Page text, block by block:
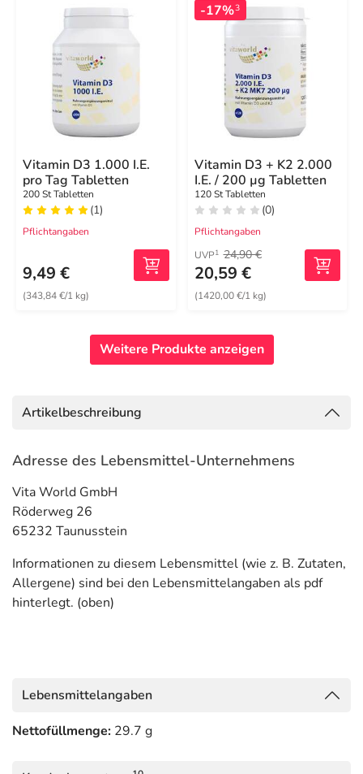
Vitamin D3 1.000 I.E.
pro Tag Tabletten
200 St Tabletten
(1)
Pflichtangaben
9,49 €
(343,84 €/1 kg)
-17%3
Vitamin D3 + K2 2.000
I.E. / 200 µg Tabletten
120 St Tabletten
(0)
Pflichtangaben
UVP1 24,90 €
20,59 €
(1420,00 €/1 kg)
Weitere Produkte anzeigen
Artikelbeschreibung
Adresse des Lebensmittel-Unternehmens
Vita World GmbH
Röderweg 26
65232 Taunusstein
Informationen zu diesem Lebensmittel (wie z. B. Zutaten,
Allergene) sind bei den Lebensmittelangaben als pdf
hinterlegt. (oben)
Lebensmittelangaben
Nettofüllmenge: 29.7 g